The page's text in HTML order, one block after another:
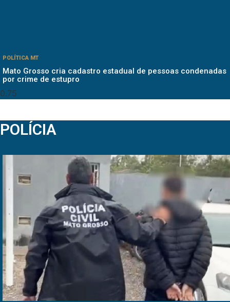
POLÍTICA MT
Mato Grosso cria cadastro estadual de pessoas condenadas
por crime de estupro
POLÍCIA